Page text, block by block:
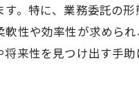
。特に、業務委託の
性や効率性が求めら
来性を見つけ出す手